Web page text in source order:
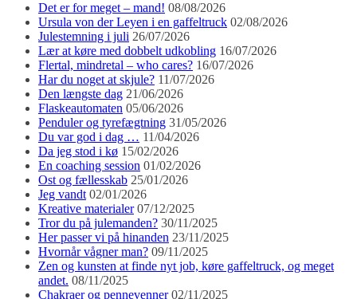
Det er for meget – mand! 08/08/2026
Ursula von der Leyen i en gaffeltruck 02/08/2026
Julestemning i juli 26/07/2026
Lær at køre med dobbelt udkobling 16/07/2026
Flertal, mindretal – who cares? 16/07/2026
Har du noget at skjule? 11/07/2026
Den længste dag 21/06/2026
Flaskeautomaten 05/06/2026
Penduler og tyrefægtning 31/05/2026
Du var god i dag … 11/04/2026
Da jeg stod i kø 15/02/2026
En coaching session 01/02/2026
Ost og fællesskab 25/01/2026
Jeg vandt 02/01/2026
Kreative materialer 07/12/2025
Tror du på julemanden? 30/11/2025
Her passer vi på hinanden 23/11/2025
Hvornår vågner man? 09/11/2025
Zen og kunsten at finde nyt job, køre gaffeltruck, og meget
andet. 08/11/2025
Chakraer og pennevenner 02/11/2025